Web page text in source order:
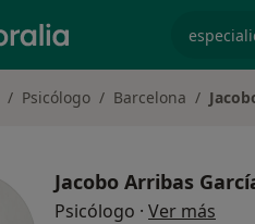
Psicólogo Barcelona
Jacobo Arribas
Psicólogo · Ver más